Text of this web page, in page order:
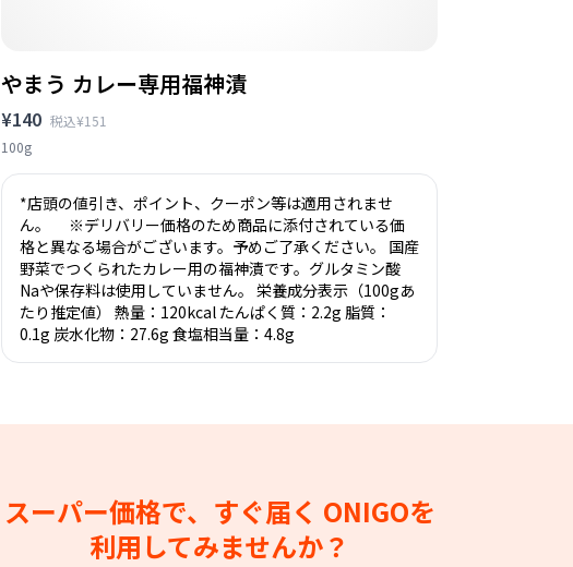
やまう カレー専用福神漬
¥140 税込¥151
100g
*店頭の値引き、ポイント、クーポン等は適用されませ
ん。 ※デリバリー価格のため商品に添付されている価
格と異なる場合がございます。予めご了承ください。 国産
野菜でつくられたカレー用の福神漬です。グルタミン酸
Naや保存料は使用していません。 栄養成分表示（100gあ
たり推定値） 熱量：120kcal たんぱく質：2.2g 脂質：
0.1g 炭水化物：27.6g 食塩相当量：4.8g
スーパー価格で、すぐ届く ONIGOを
利用してみませんか？